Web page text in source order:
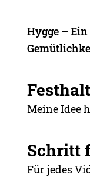
Hygge –
Meine Idee
Schritt
Für jedes